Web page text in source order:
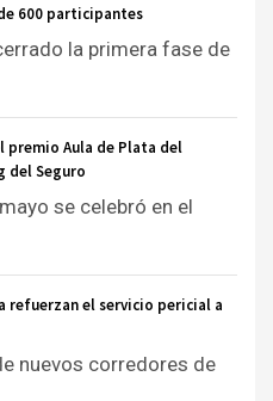
600 participantes
la primera fase de
premio Aula de Plata del
del Seguro
se celebró en el
refuerzan el servicio pericial a
nuevos corredores de